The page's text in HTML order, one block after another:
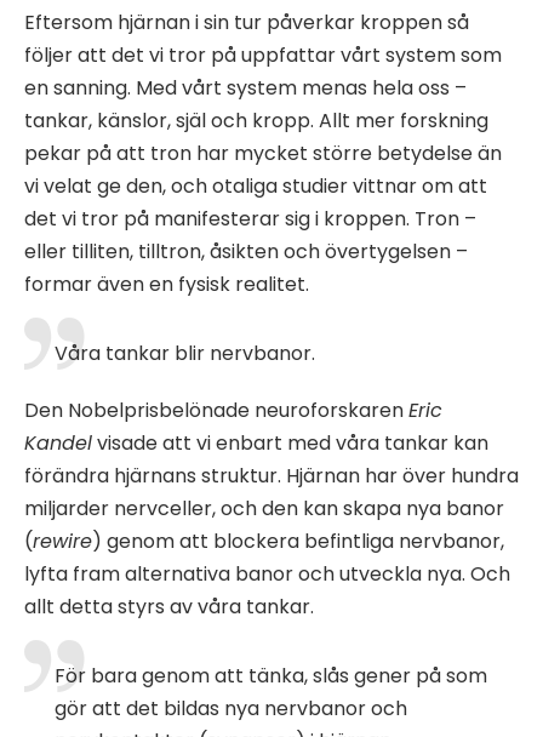
Eftersom hjärnan i sin tur påverkar kroppen så
följer att det vi tror på uppfattar vårt system som
en sanning. Med vårt system menas hela oss –
tankar, känslor, själ och kropp. Allt mer forskning
pekar på att tron har mycket större betydelse än
vi velat ge den, och otaliga studier vittnar om att
det vi tror på manifesterar sig i kroppen. Tron –
eller tilliten, tilltron, åsikten och övertygelsen –
formar även en fysisk realitet.
Våra tankar blir nervbanor.
Den Nobelprisbelönade neuroforskarenEric
Kandelvisade att vi enbart med våra tankar kan
förändra hjärnans struktur. Hjärnan har över hundra
miljarder nervceller, och den kan skapa nya banor
(rewire) genom att blockera befintliga nervbanor,
lyfta fram alternativa banor och utveckla nya. Och
allt detta styrs av våra tankar.
För bara genom att tänka, slås gener på som
gör att det bildas nya nervbanor och